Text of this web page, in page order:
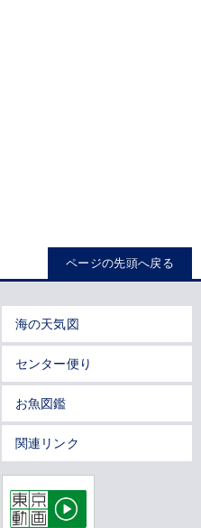
ページの先頭へ戻る
海の天気図
センター便り
お魚図鑑
関連リンク